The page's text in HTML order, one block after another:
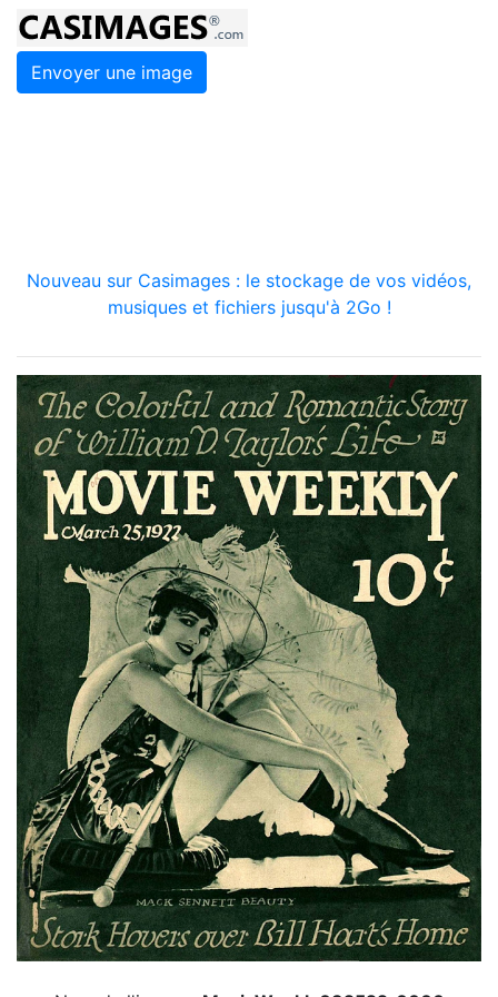
Envoyer une image
Nouveau sur Casimages : le stockage de vos vidéos,
musiques et fichiers jusqu'à 2Go !